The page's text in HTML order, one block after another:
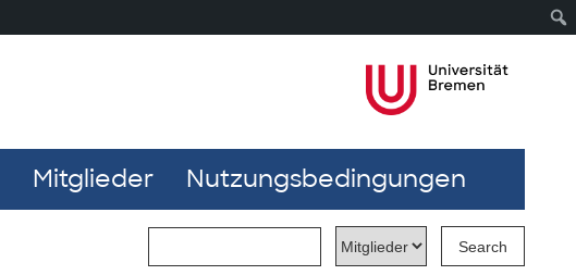
Mitglieder Nutzungsbedingungen